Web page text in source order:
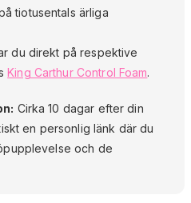
tiotusentals ärliga
du direkt på respektive
King Carthur Control Foam.
Cirka 10 dagar efter din
en personlig länk där du
och de